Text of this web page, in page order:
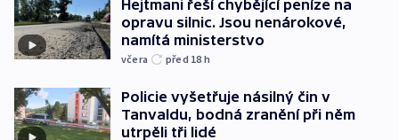
Hejtmani řeší chybějící peníze na
opravu silnic. Jsou nenárokové,
namítá ministerstvo
včera před 18 h
Policie vyšetřuje násilný čin v
Tanvaldu, bodná zranění při něm
utrpěli tři lidé